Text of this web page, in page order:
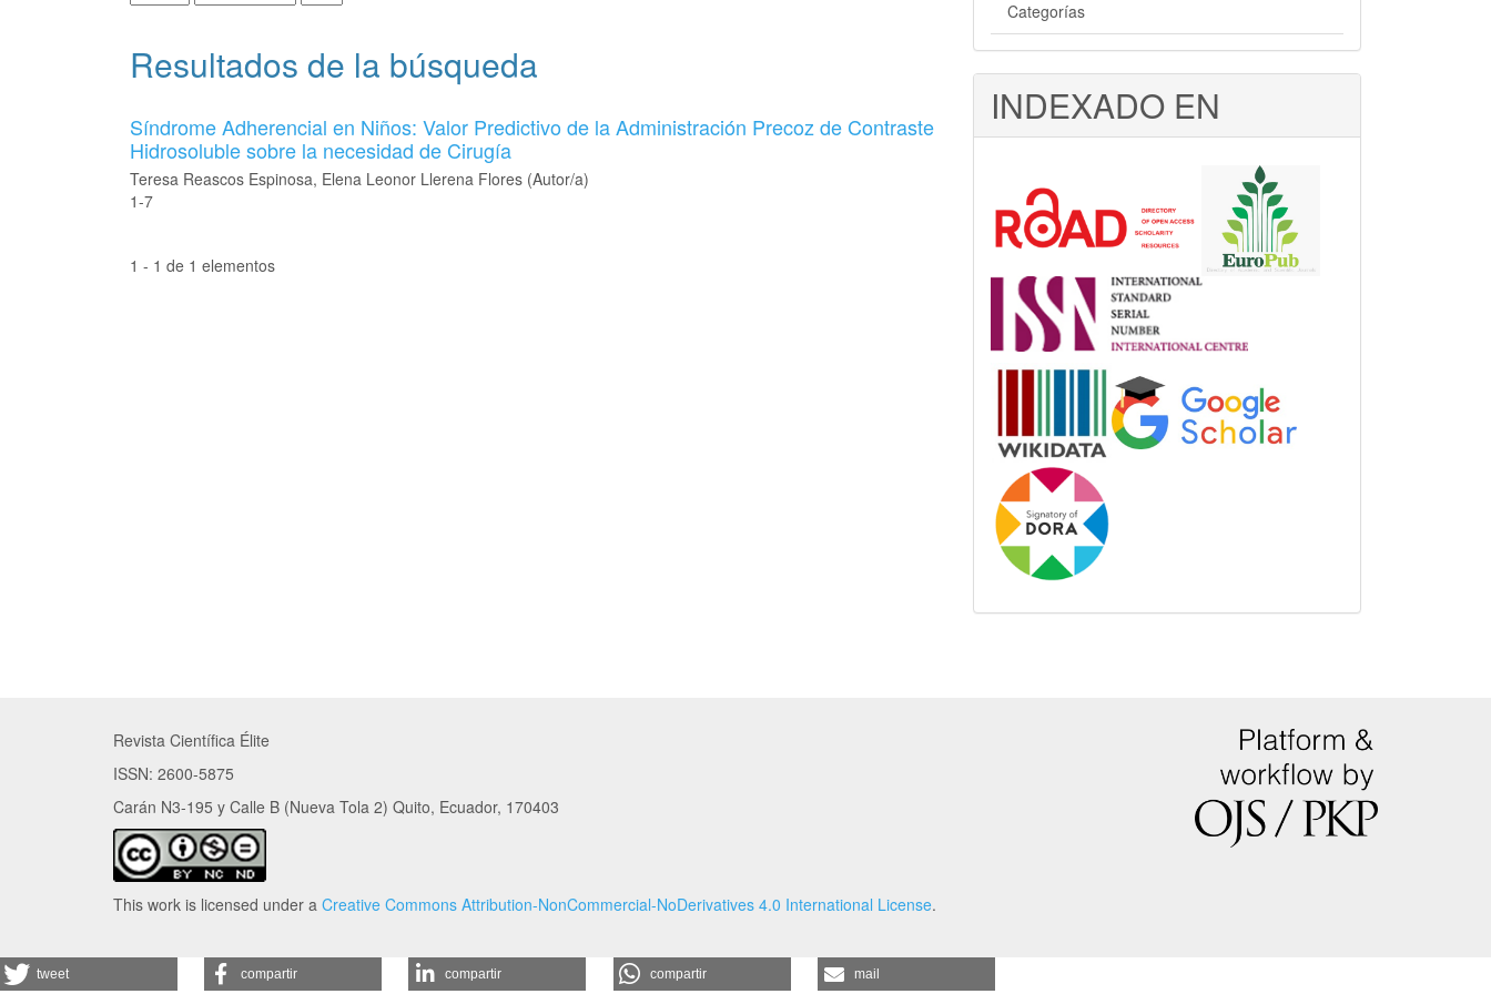
Resultados de la búsqueda
Síndrome Adherencial en Niños: Valor Predictivo de la Administración Precoz de Contraste
Hidrosoluble sobre la necesidad de Cirugía
Teresa Reascos Espinosa, Elena Leonor Llerena Flores (Autor/a)
1-7
1 - 1 de 1 elementos
Categorías
INDEXADO EN
Revista Científica Élite
ISSN: 2600-5875
Carán N3-195 y Calle B (Nueva Tola 2) Quito, Ecuador, 170403
This work is licensed under a Creative Commons Attribution-NonCommercial-NoDerivatives 4.0 International License.
tweet compartir compartir compartir mail